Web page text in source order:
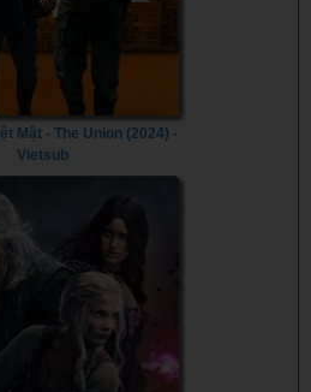
Mật - The Union (2024) -
Vietsub